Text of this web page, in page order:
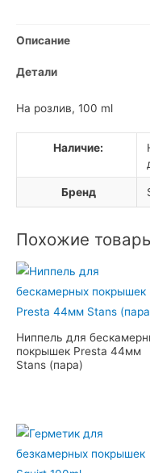
Описание
Детали
На розлив, 100 ml
Наличие:
Бренд
Похожие
Ниппель для
покрышек Presta 44мм
Stans (пара)